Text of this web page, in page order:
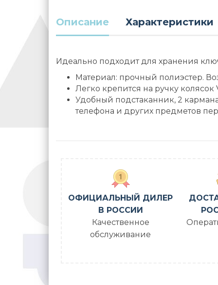
Описание Характеристики
Идеально подходит для хранения
Материал: прочный полиэстер.
Легко крепится на ручку колясок
Удобный подстаканник, 2
телефона и других предметов
ОФИЦИАЛЬНЫЙ ДИЛЕР
В РОССИИ
Качественное
обслуживание